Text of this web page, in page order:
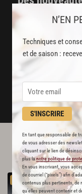
N’EN
Techniques et
et de saison :
S'INSCRIRE
En tant que responsable de
de vous adresser des
cliquant sur le lien de
plus lanotre politique de
En vous inscrivant, vous
de courriel (“pixels”) afin
contenus plus pertinents, de
qu’elles peuvent contenir et
disponibles
Stop pub
un service
DÉJÀ
PREMIUM